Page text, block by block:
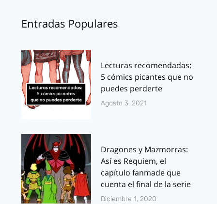
Entradas Populares
Lecturas recomendadas:
5 cómics picantes que no
puedes perderte
Agosto 3, 2021
Dragones y Mazmorras:
Así es Requiem, el
capítulo fanmade que
cuenta el final de la serie
Diciembre 1, 2020